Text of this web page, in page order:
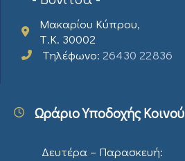
Μακαρίου Κύπρου,
Τ.Κ. 30002
Τηλέφωνο: 26430 22836
Ωράριο Υποδοχής Κοινού
Δευτέρα – Παρασκευή: